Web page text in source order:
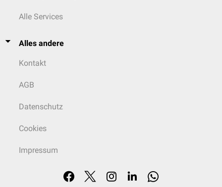
Alle Services
Alles andere
Kontakt
AGB
Datenschutz
Cookies
Impressum